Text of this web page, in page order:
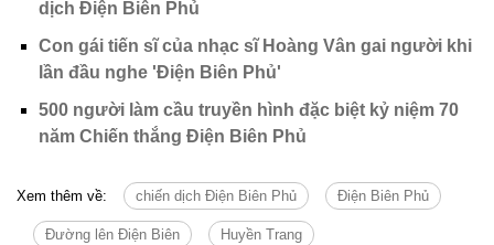
dịch Điện Biên Phủ
Con gái tiến sĩ của nhạc sĩ Hoàng Vân gai người khi
lần đầu nghe 'Điện Biên Phủ'
500 người làm cầu truyền hình đặc biệt kỷ niệm 70
năm Chiến thắng Điện Biên Phủ
Xem thêm về: chiến dịch Điện Biên Phủ Điện Biên Phủ
Đường lên Điện Biên Huyền Trang